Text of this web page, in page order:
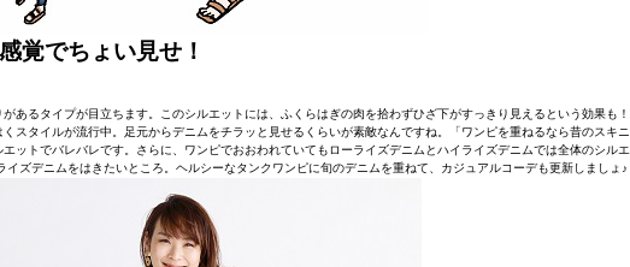
覚でちょい見せ！
あるタイプが目立ちます。このシルエットには、ふくらはぎの肉を拾わずひざ下がすっきり見えるという効果も！
スタイルが流行中。足元からデニムをチラッと見せるくらいが素敵なんですね。「ワンピを重ねるなら昔のスキニ
ットでバレバレです。さらに、ワンピでおおわれていてもローライズデニムとハイライズデニムでは全体のシルエ
ズデニムをはきたいところ。ヘルシーなタンクワンピに旬のデニムを重ねて、カジュアルコーデも更新しましょ♪